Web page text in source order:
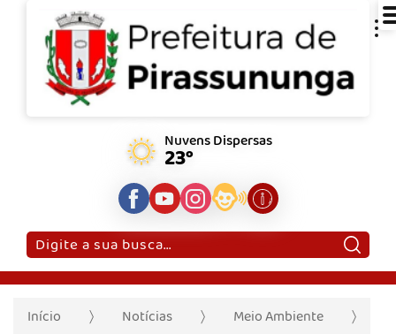
Nuvens Dispersas
23°
Pesquisar:
Início Notícias
Meio Ambiente